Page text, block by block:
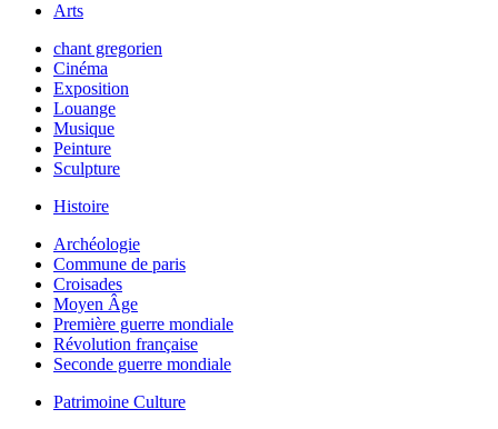
Arts
chant gregorien
Cinéma
Exposition
Louange
Musique
Peinture
Sculpture
Histoire
Archéologie
Commune de paris
Croisades
Moyen Âge
Première guerre mondiale
Révolution française
Seconde guerre mondiale
Patrimoine Culture